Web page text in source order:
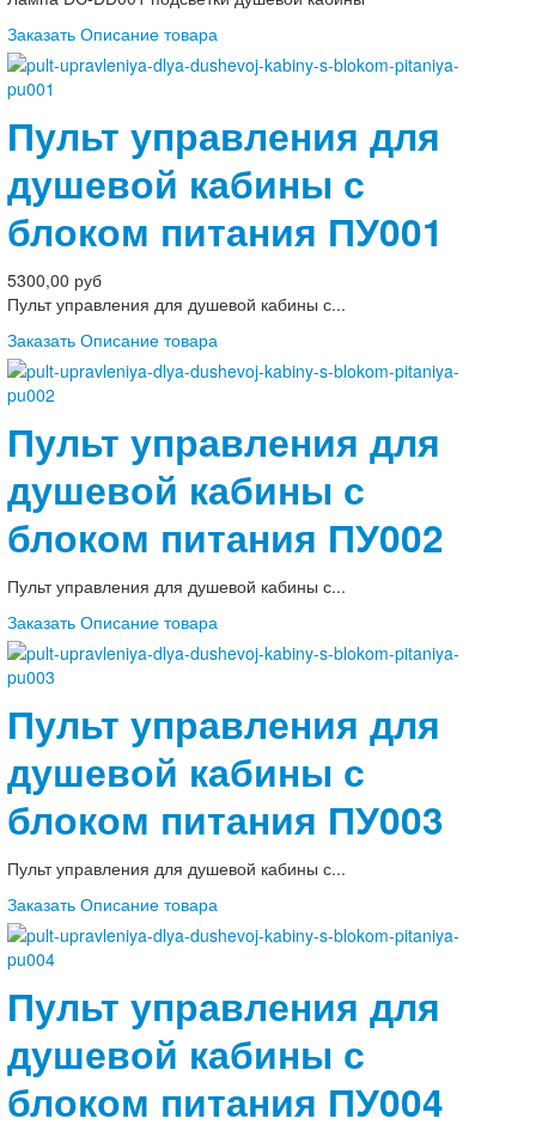
Заказать Описание товара
Пульт управления для
душевой кабины с
блоком питания ПУ001
5300,00 руб
Пульт управления для душевой кабины с...
Заказать Описание товара
Пульт управления для
душевой кабины с
блоком питания ПУ002
Пульт управления для душевой кабины с...
Заказать Описание товара
Пульт управления для
душевой кабины с
блоком питания ПУ003
Пульт управления для душевой кабины с...
Заказать Описание товара
Пульт управления для
душевой кабины с
блоком питания ПУ004